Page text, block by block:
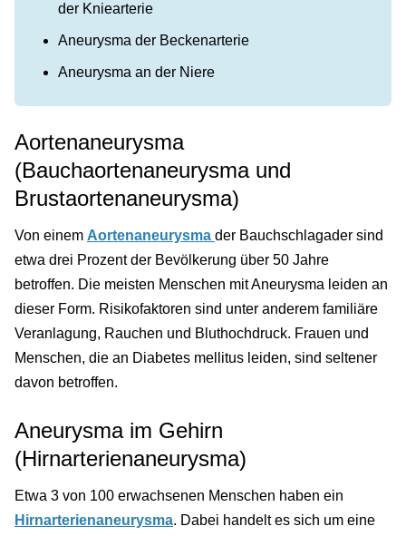
der Kniearterie
Aneurysma der Beckenarterie
Aneurysma an der Niere
Aortenaneurysma
(Bauchaortenaneurysma und
Brustaortenaneurysma)
Von einem Aortenaneurysma der Bauchschlagader sind
etwa drei Prozent der Bevölkerung über 50 Jahre
betroffen. Die meisten Menschen mit Aneurysma leiden an
dieser Form. Risikofaktoren sind unter anderem familiäre
Veranlagung, Rauchen und Bluthochdruck. Frauen und
Menschen, die an Diabetes mellitus leiden, sind seltener
davon betroffen.
Aneurysma im Gehirn
(Hirnarterienaneurysma)
Etwa 3 von 100 erwachsenen Menschen haben ein
Hirnarterienaneurysma. Dabei handelt es sich um eine